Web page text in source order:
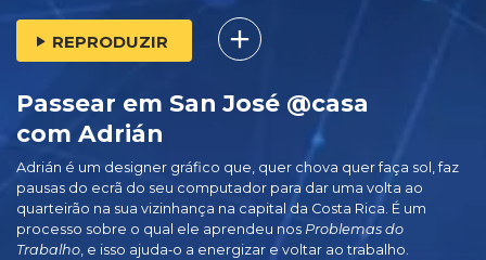
REPRODUZIR
Passear em San José @casa
com Adrián
Adrián é um designer gráfico que, quer chova quer faça sol, faz
pausas do ecrã do seu computador para dar uma volta ao
quarteirão na sua vizinhança na capital da Costa Rica. É um
processo sobre o qual ele aprendeu nos Problemas do
Trabalho , e isso ajuda‑o a energizar e voltar ao trabalho.